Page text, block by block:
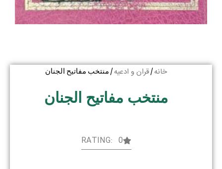
خانه/ قران و ادعیه/ منتخب مفاتیح الجنان
منتخب مفاتیح الجنان
RATING: 0